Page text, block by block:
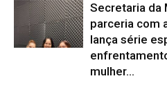
Secretaria da
parceria com
lança série
mulher...